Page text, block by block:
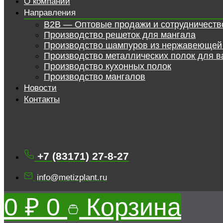
Направления
B2B — Оптовые продажи и
Производство решеток для мангала
Производство шампуров из нержавеющей
Производство металлических полок для
Производство кухонных полок
Производство мангалов
Новости
Контакты
+7 (83171) 27-8-27
info@metizplant.ru
0 ₽ 0 Корзина